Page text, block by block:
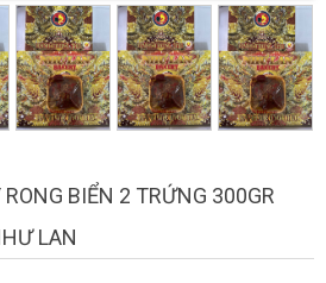
BIỂN 2 TRỨNG 300GR
LAN